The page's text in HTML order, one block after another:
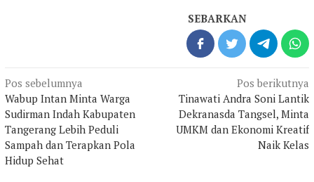
SEBARKAN
Navigasi
pos
Pos sebelumnya
Wabup Intan Minta Warga
Sudirman Indah Kabupaten
Tangerang Lebih Peduli
Sampah dan Terapkan Pola
Hidup Sehat
Pos berikutnya
Tinawati Andra Soni Lantik
Dekranasda Tangsel, Minta
UMKM dan Ekonomi Kreatif
Naik Kelas